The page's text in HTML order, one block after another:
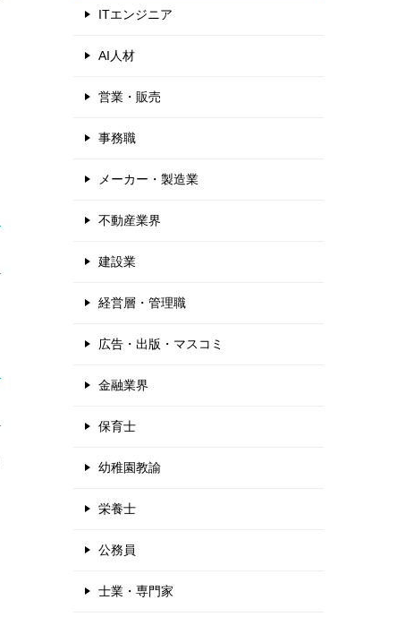
ITエンジニア
AI人材
営業・販売
事務職
メーカー・製造業
不動産業界
建設業
経営層・管理職
広告・出版・マスコミ
金融業界
保育士
幼稚園教諭
栄養士
公務員
士業・専門家